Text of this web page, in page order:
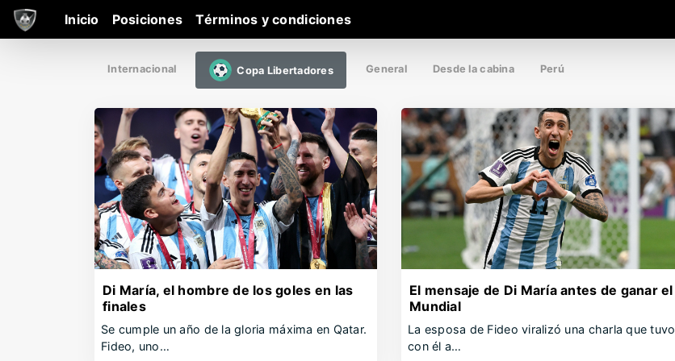
Inicio Posiciones Términos y condiciones
Internacional Copa Libertadores General Desde la cabina Perú
Di María, el hombre de los goles en las
finales
Se cumple un año de la gloria máxima en Qatar.
Fideo, uno…
El mensaje de Di María antes de ganar el
Mundial
La esposa de Fideo viralizó una charla que tuvo
con él a…